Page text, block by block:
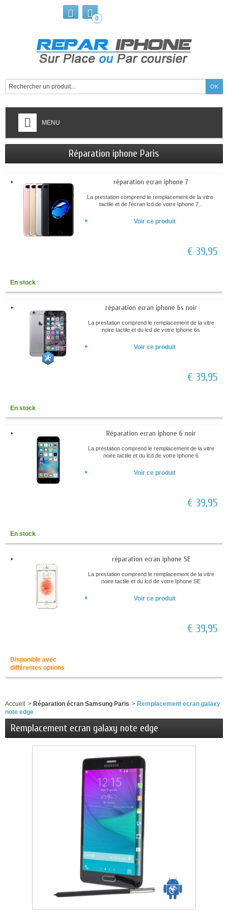
0
MENU
Réparation iphone Paris
réparation ecran iphone 7
La prestation comprend le remplacement de la vitre
tactile et de l'écran lcd de votre Iphone 7...
Voir ce produit
€ 39,95
En stock
réparation ecran iphone 6s noir
La prestation comprend le remplacement de la vitre
noire tactile et du lcd de votre Iphone 6s
Voir ce produit
€ 39,95
En stock
Réparation ecran iphone 6 noir
La prestation comprend le remplacement de la vitre
noire tactile et du lcd de votre Iphone 6
Voir ce produit
€ 39,95
En stock
réparation ecran iphone SE
La prestation comprend le remplacement de la vitre
noire tactile et du lcd de votre Iphone SE
Voir ce produit
€ 39,95
Disponible avec
différentes options
Accueil > Réparation écran Samsung Paris > Remplacement ecran galaxy
note edge
Remplacement ecran galaxy note edge